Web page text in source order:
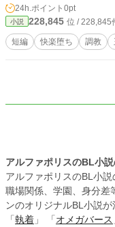
24h.ポイント 0pt
小説 228,845 位 / 228,845
短編 快楽堕ち 調教
アルファポリスのBL小
アルファポリスのBL小説
職場関係、学園、身分差
ンのオリジナルBL小説が
「 執着 」 「 オメガバース